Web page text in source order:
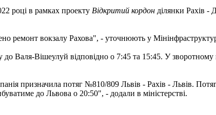
році в рамках проекту Відкритий кордон ділянки Рахів -
ремонт вокзалу Рахова", - уточнюють у
Валя-Вішеулуй відповідно о 7:45 та 15:45. У зворотному
призначила потяг №810/809 Львів - Рахів - Львів.
до Львова о 20:50", - додали в міністерстві.